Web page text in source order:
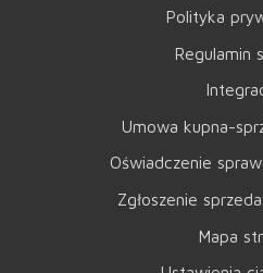
Polityka
Regulamin
Umowa kupna-
Oświadczenie
Zgłoszenie
Mapa